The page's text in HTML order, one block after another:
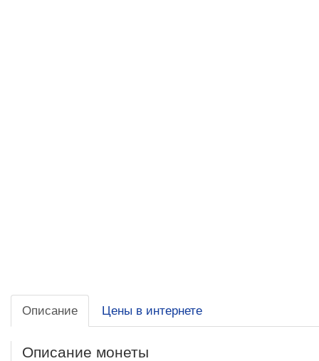
Описание Цены в интернете
Описание монеты